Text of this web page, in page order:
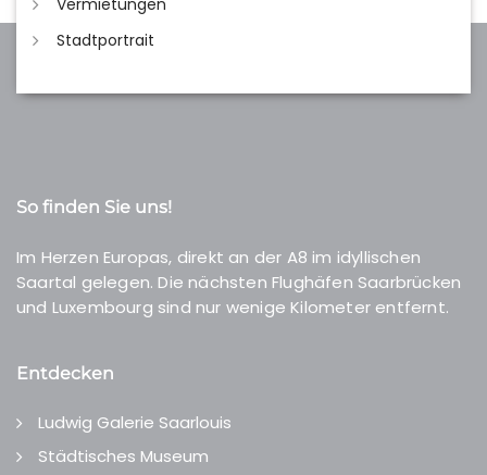
Stadtportrait
So finden Sie uns!
Im Herzen Europas, direkt an der A8 im idyllischen
Saartal gelegen. Die nächsten Flughäfen Saarbrücken
und Luxembourg sind nur wenige Kilometer entfernt.
Entdecken
Ludwig Galerie Saarlouis
Städtisches Museum